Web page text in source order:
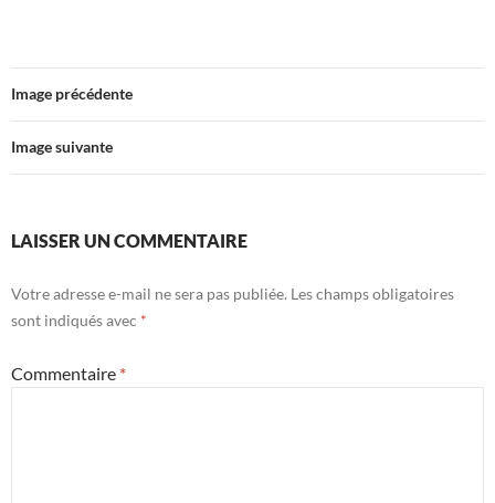
Image précédente
Image suivante
LAISSER UN COMMENTAIRE
Votre adresse e-mail ne sera pas publiée. Les champs obligatoires
sont indiqués avec *
Commentaire *